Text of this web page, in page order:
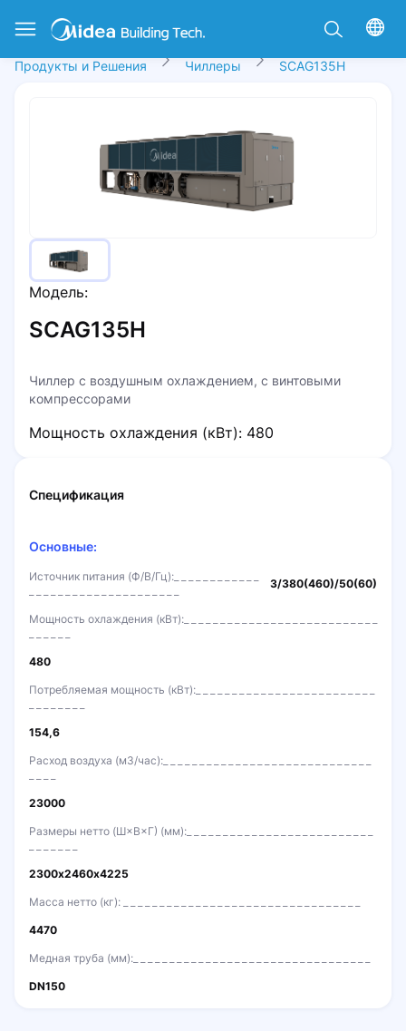
Продукты и Решения Чиллеры SCAG135H
Модель:
SCAG135H
Чиллер с воздушным охлаждением, с винтовыми
компрессорами
Мощность охлаждения (кВт): 480
Спецификация
Основные:
Источник питания (Ф/В/Гц):
3/380(460)/50(60)
Мощность охлаждения (кВт):
480
Потребляемая мощность (кВт):
154,6
Расход воздуха (м3/час):
23000
Размеры нетто (Ш×В×Г) (мм):
2300х2460х4225
Масса нетто (кг):
4470
Медная труба (мм):
DN150